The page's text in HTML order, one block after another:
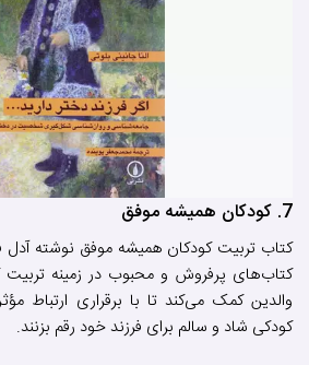
7. کودکان همیشه موفق
کتاب تربیت کودکان همیشه موفق نوشته آدل
کتاب‌های پرفروش و محبوب در زمینه
والدین کمک می‌کند تا با برقراری ارتباط
کودکی شاد و سالم برای فرزند خود رقم بزنند.